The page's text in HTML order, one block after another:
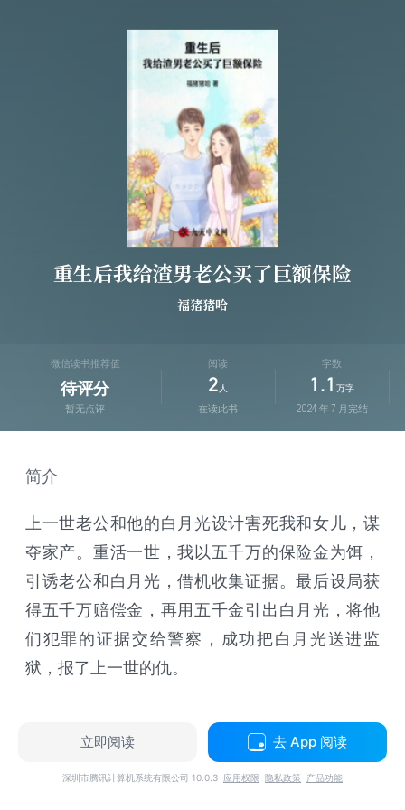
重生后我给渣男老公买了巨额保险
福猪猪哈
微信读书推荐值
待评分
暂无点评
阅读
2 人
在读此书
字数
1.1 万字
2024 年 7 月完结
简介
上一世老公和他的白月光设计害死我和女儿，谋
夺家产。重活一世，我以五千万的保险金为饵，
引诱老公和白月光，借机收集证据。最后设局获
得五千万赔偿金，再用五千金引出白月光，将他
们犯罪的证据交给警察，成功把白月光送进监
狱，报了上一世的仇。
立即阅读 去 App 阅读
深圳市腾讯计算机系统有限公司 10.0.3 应用权限 隐私政策 产品功能